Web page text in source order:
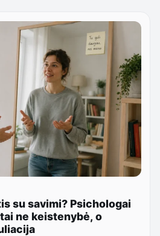
su savimi? Psichologai
ne keistenybė, o